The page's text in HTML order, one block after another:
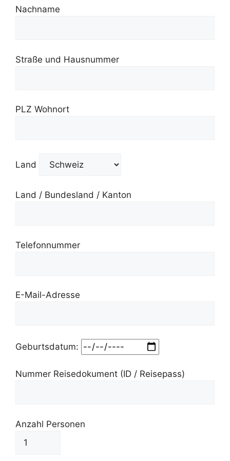
Nachname
Straße und Hausnummer
PLZ Wohnort
Land
Land / Bundesland / Kanton
Telefonnummer
E-Mail-Adresse
Geburtsdatum:
Nummer Reisedokument (ID / Reisepass)
Anzahl Personen